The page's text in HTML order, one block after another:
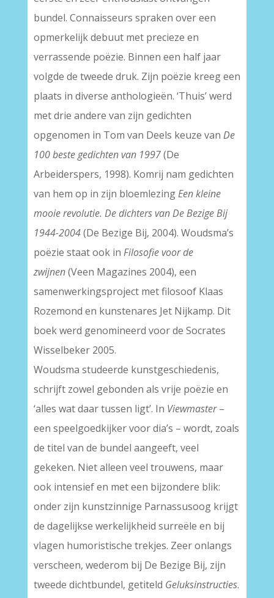
bundel. Connaisseurs spraken over een
opmerkelijk debuut met precieze en
verrassende poëzie. Binnen een half jaar
volgde de tweede druk. Zijn poëzie kreeg een
plaats in diverse anthologieën. ‘Thuis’ werd
met drie andere van zijn gedichten
opgenomen in Tom van Deels keuze van De
100 beste gedichten van 1997(De
Arbeiderspers, 1998). Komrij nam gedichten
van hem op in zijn bloemlezingEen kleine
mooie revolutie. De dichters van De Bezige Bij
1944-2004(De Bezige Bij, 2004). Woudsma’s
poëzie staat ook in Filosofie voor de
zwijnen(Veen Magazines 2004), een
samenwerkingsproject met filosoof Klaas
Rozemond en kunstenares Jet Nijkamp. Dit
boek werd genomineerd voor de Socrates
Wisselbeker 2005.
Woudsma studeerde kunstgeschiedenis,
schrijft zowel gebonden als vrije poëzie en
‘alles wat daar tussen ligt’. In Viewmaster–
een speelgoedkijker voor dia’s – wordt, zoals
de titel van de bundel aangeeft, veel
gekeken. Niet alleen veel trouwens, maar
ook intensief en met een bijzondere blik:
onder zijn kunstzinnige Parnassusoog krijgt
de dagelijkse werkelijkheid surreële en bij
vlagen humoristische trekjes. Zeer onlangs
verscheen, wederom bij De Bezige Bij, zijn
tweede dichtbundel, getiteld Geluksinstructies.